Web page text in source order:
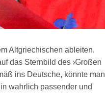
Altgriechischen ableiten.
das Sternbild des ›Großen
ins Deutsche, könnte man
wahrlich passender und